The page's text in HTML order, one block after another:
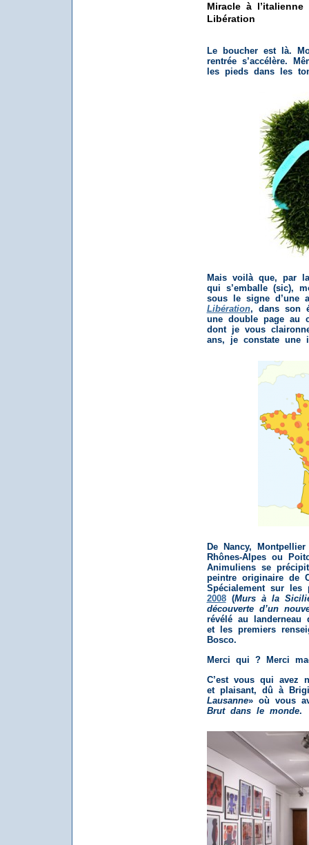
Miracle à
Libération
Le boucher est là.
rentrée s’accélère.
les pieds dans les
Mais voilà que, par
qui s’emballe (sic),
sous le signe d’une
Libération, dans son
une double page au
dont je vous
ans, je constate une
De Nancy,
Rhônes-Alpes ou
Animuliens se
peintre originaire de
Spécialement sur
2008(Murs à la
découverte d’un
révélé au
et les premiers
Bosco.
Merci qui ? Merci
C’est vous qui avez
et plaisant, dû à
Lausanne» où vous
Brut dans le monde.